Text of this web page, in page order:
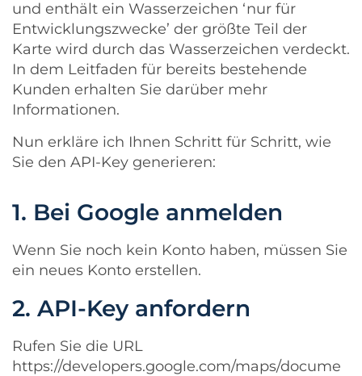
und enthält ein Wasserzeichen ‘nur für
Entwicklungszwecke’ der größte Teil der
Karte wird durch das Wasserzeichen verdeckt.
In dem Leitfaden für bereits bestehende
Kunden erhalten Sie darüber mehr
Informationen.
Nun erkläre ich Ihnen Schritt für Schritt, wie
Sie den API-Key generieren:
1. Bei Google anmelden
Wenn Sie noch kein Konto haben, müssen Sie
ein neues Konto erstellen.
2. API-Key anfordern
Rufen Sie die URL
https://developers.google.com/maps/docume